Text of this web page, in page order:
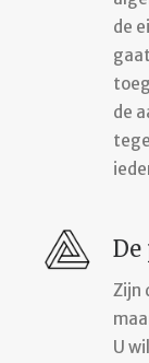
de
de
De
Zijn
U